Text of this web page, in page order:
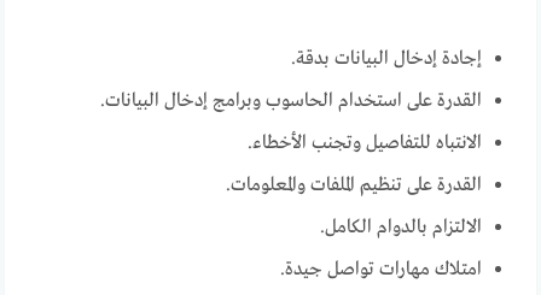
إجادة إدخال البيانات بدقة.
القدرة على استخدام الحاسوب وبرامج إدخال البيانات.
الانتباه للتفاصيل وتجنب الأخطاء.
القدرة على تنظيم الملفات والمعلومات.
الالتزام بالدوام الكامل.
امتلاك مهارات تواصل جيدة.